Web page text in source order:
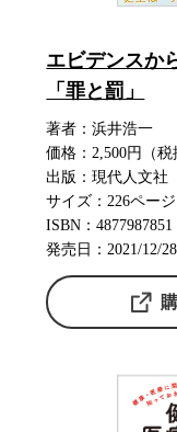
エビデンスか
「罪と罰」
著者：浜井浩一
価格：2,500円（税
出版：現代人文社
サイズ：226ページ
ISBN：4877987851
発売日：2021/12/28